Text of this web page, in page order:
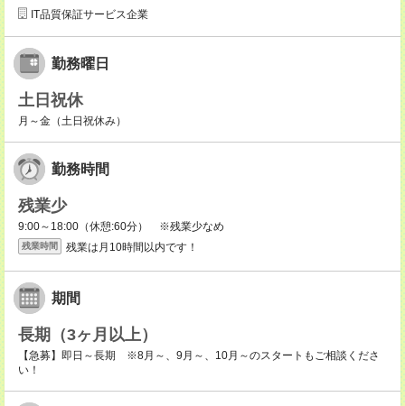
IT品質保証サービス企業
勤務曜日
土日祝休
月～金（土日祝休み）
勤務時間
残業少
9:00～18:00（休憩:60分） ※残業少なめ
残業時間 残業は月10時間以内です！
期間
長期（3ヶ月以上）
【急募】即日～長期 ※8月～、9月～、10月～のスタートもご相談くださ
い！